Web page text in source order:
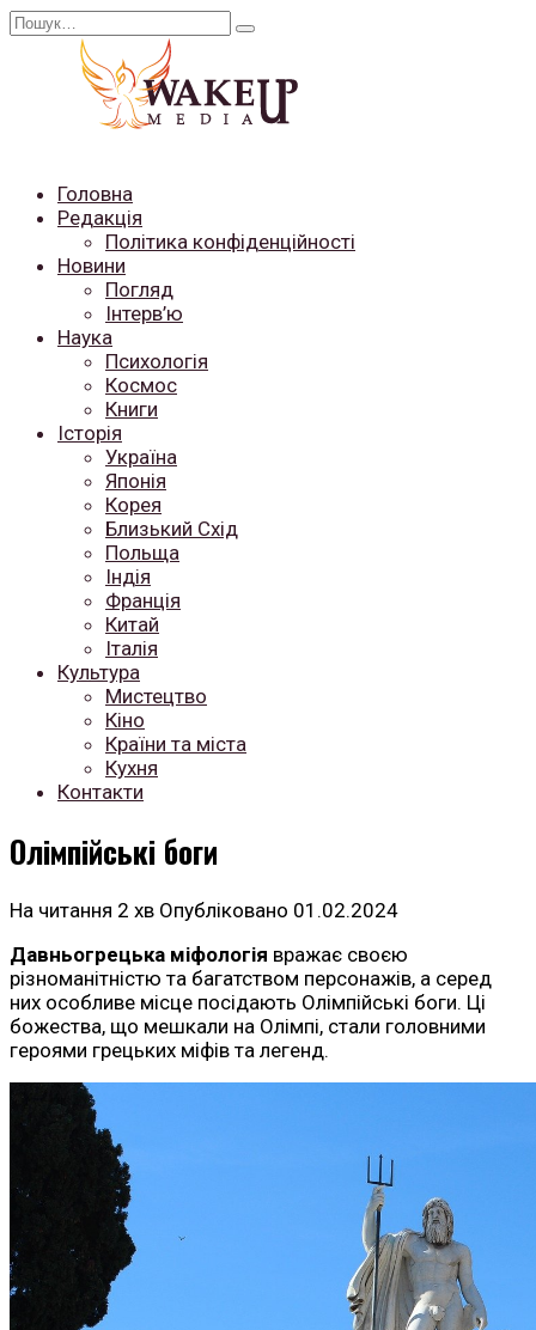
Перейти
Search
Головна
Редакція
Політика конфіденційності
Новини
Погляд
Інтерв’ю
Наука
Психологія
Космос
Книги
Історія
Україна
Японія
Корея
Близький Схід
Польща
Індія
Франція
Китай
Італія
Культура
Мистецтво
Кіно
Країни та міста
Кухня
Контакти
Олімпійські боги
На читання 2 хв Опубліковано 01.02.2024
Давньогрецька міфологія вражає своєю
різноманітністю та багатством персонажів, а серед
них особливе місце посідають Олімпійські боги. Ці
божества, що мешкали на Олімпі, стали головними
героями грецьких міфів та легенд.